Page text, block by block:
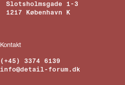
Slotsholmsgade 1-3
1217 København K
Kontakt
(+45) 3374 6139
info@detail-forum.dk